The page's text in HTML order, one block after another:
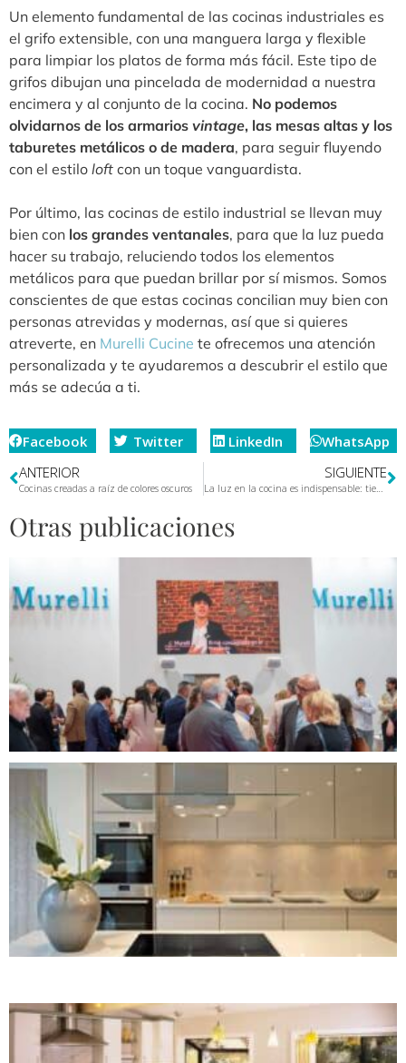
Un elemento fundamental de las cocinas industriales es
el grifo extensible, con una manguera larga y flexible
para limpiar los platos de forma más fácil. Este tipo de
grifos dibujan una pincelada de modernidad a nuestra
encimera y al conjunto de la cocina. No podemos
olvidarnos de los armarios vintage, las mesas altas y los
taburetes metálicos o de madera, para seguir fluyendo
con el estilo loft con un toque vanguardista.
Por último, las cocinas de estilo industrial se llevan muy
bien con los grandes ventanales, para que la luz pueda
hacer su trabajo, reluciendo todos los elementos
metálicos para que puedan brillar por sí mismos. Somos
conscientes de que estas cocinas concilian muy bien con
personas atrevidas y modernas, así que si quieres
atreverte, en Murelli Cucine te ofrecemos una atención
personalizada y te ayudaremos a descubrir el estilo que
más se adecúa a ti.
Facebook Twitter LinkedIn
WhatsApp
ANTERIOR
Cocinas creadas a raíz de colores oscuros
SIGUIENTE
La luz en la cocina es indispensable: tiene su propio lenguaje
Otras publicaciones